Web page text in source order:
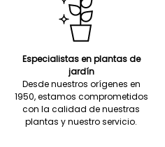
Especialistas en plantas de
jardín
Desde nuestros orígenes en
1950, estamos comprometidos
con la calidad de nuestras
plantas y nuestro servicio.